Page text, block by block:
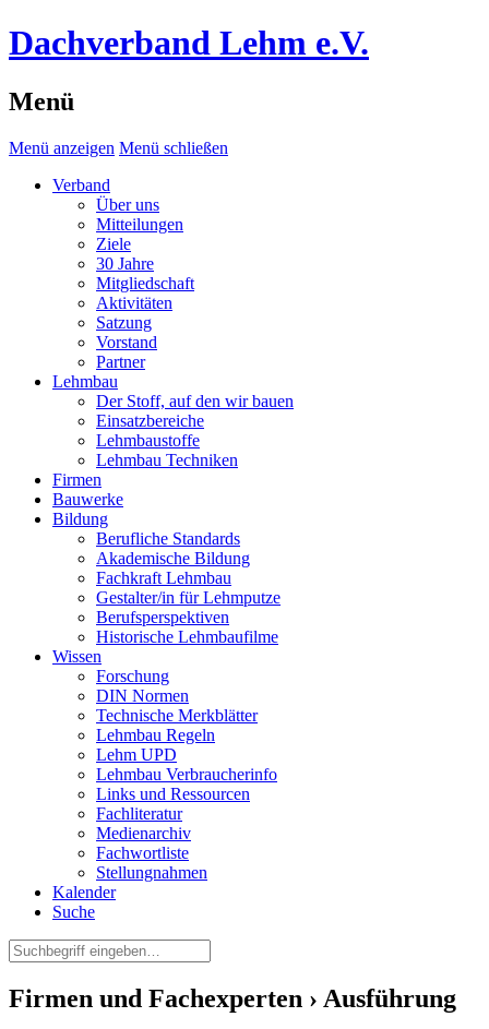
Dachverband Lehm e.V.
Menü
Menü anzeigen Menü schließen
Verband
Über uns
Mitteilungen
Ziele
30 Jahre
Mitgliedschaft
Aktivitäten
Satzung
Vorstand
Partner
Lehmbau
Der Stoff, auf den wir bauen
Einsatzbereiche
Lehmbaustoffe
Lehmbau Techniken
Firmen
Bauwerke
Bildung
Berufliche Standards
Akademische Bildung
Fachkraft Lehmbau
Gestalter/in für Lehmputze
Berufsperspektiven
Historische Lehmbaufilme
Wissen
Forschung
DIN Normen
Technische Merkblätter
Lehmbau Regeln
Lehm UPD
Lehmbau Verbraucherinfo
Links und Ressourcen
Fachliteratur
Medienarchiv
Fachwortliste
Stellungnahmen
Kalender
Suche
Firmen und Fachexperten › Ausführung